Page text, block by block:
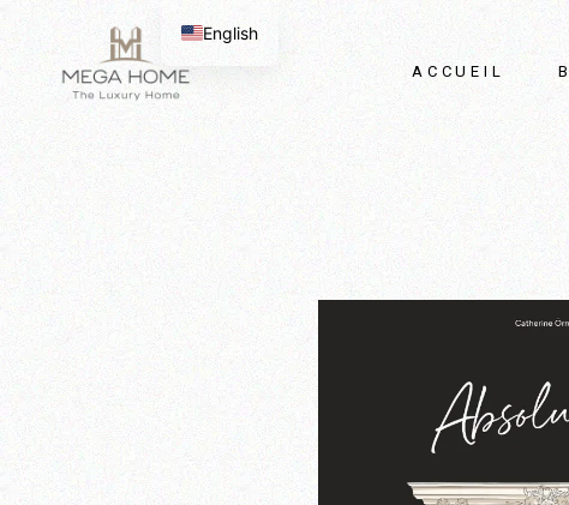
contenu
ACCUEIL
English